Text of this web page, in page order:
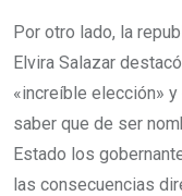
Por otro lado, la
Elvira Salazar
«increíble elección»
saber que de ser
Estado los
las consecuencias